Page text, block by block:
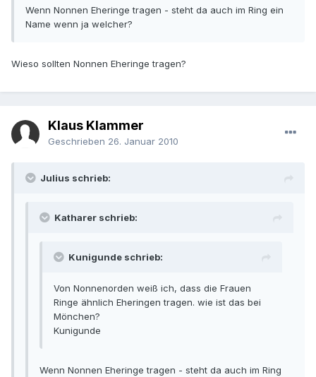
Wenn Nonnen Eheringe tragen - steht da auch im Ring ein
Name wenn ja welcher?
Wieso sollten Nonnen Eheringe tragen?
Klaus Klammer
Geschrieben 26. Januar 2010
Julius schrieb:
Katharer schrieb:
Kunigunde schrieb:
Von Nonnenorden weiß ich, dass die Frauen
Ringe ähnlich Eheringen tragen. wie ist das bei
Mönchen?
Kunigunde
Wenn Nonnen Eheringe tragen - steht da auch im Ring